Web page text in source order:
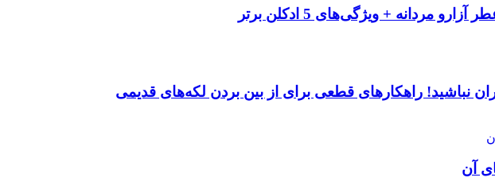
مردانه + ویژگی‌های 5 ادکلن برتر
نباشید! راهکارهای قطعی برای از بین بردن لکه‌های قدیمی
آن